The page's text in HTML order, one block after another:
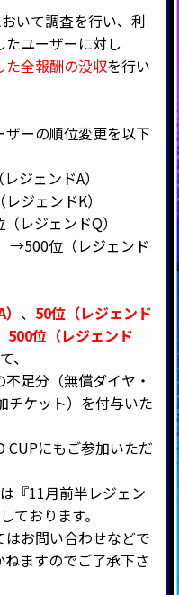
いて調査を行い、利
ユーザーに対し
た全報酬の没収を行い
ーの順位変更を以下
ジェンドA）
ジェンドK）
レジェンドQ）
→500位（レジェンド
、 50位（レジェンド
500位（レジェンド
、
足分（無償ダイヤ・
チケット）を付与いた
CUPにもご参加いただ
『11月前半レジェン
ております。
お問い合わせなどで
ますのでご了承下さ